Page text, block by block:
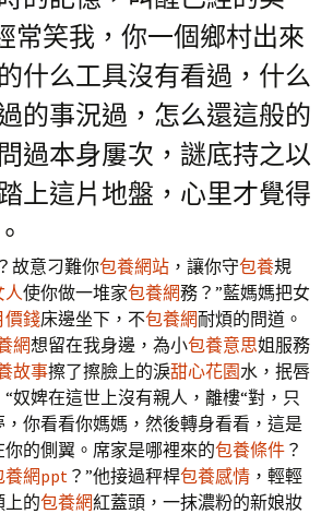
常笑我，你一個鄉村出來
什么工具沒有看過，什么
的事況過，怎么還這般的
過本身屢次，謎底持之以
上這片地盤，心里才覺得
故意刁難你包養網站 ，讓你守包養規
人使你做一堆家包養網務？”藍媽媽把女
價錢床邊坐下，不包養網耐煩的問道。
網想留在我身邊，為小包養意思姐服務
故事擦了擦臉上的淚甜心花園水，抿唇
奴婢在這世上沒有親人，離樓“對，只
，你看看你媽媽，然後轉身看看，這是
的側翼。席家是哪裡來的包養條件 ？
養網ppt ？”他接過秤桿包養感情 ，輕輕
上的包養網紅蓋頭，一抹濃粉的新娘妝